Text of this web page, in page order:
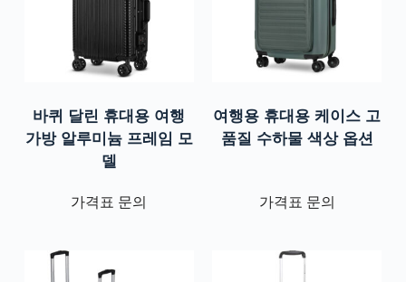
바퀴 달린 휴대용 여행
가방 알루미늄 프레임 모
델
가격표 문의
여행용 휴대용 케이스 고
품질 수하물 색상 옵션
가격표 문의